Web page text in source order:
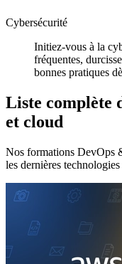
Cybersécurité
Initiez-vous à la
fréquentes,
bonnes pratiques
Liste complète
et cloud
Nos formations DevOps
les dernières